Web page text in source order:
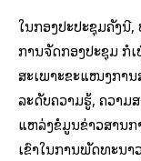
ໃນກອງປະປະຊຸມຄັ້ງ
ການຈັດກອງປະຊຸມ ກໍ
ສະເພາະຂະແໜງການ
ລະດັບຄວາມຮູ້, ຄວາມ
ແຫລ່ງຂໍ້ມູນຂ່າວສານ
ເຂົ້າໃນການພັດທະນາ